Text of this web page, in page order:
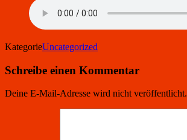
KategorieUncategorized
Schreibe einen Kommentar
Deine E-Mail-Adresse wird nicht veröffentlicht.